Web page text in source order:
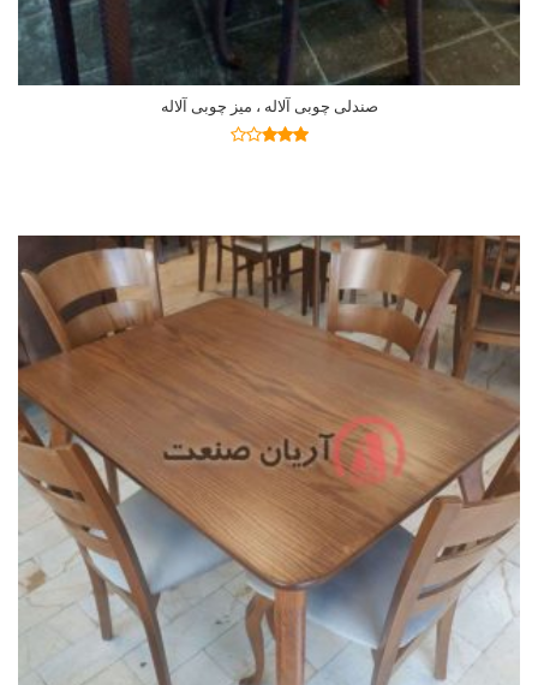
صندلی چوبی آلاله ، میز چوبی آلاله
اطلاعات بیشتر